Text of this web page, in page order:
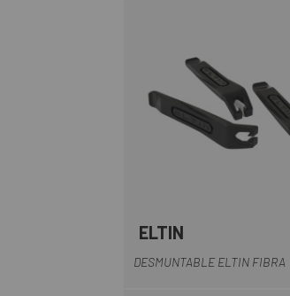
ELTIN
DESMUNTABLE ELTIN FIBRA